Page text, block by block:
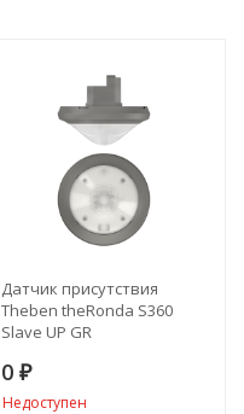
Датчик присутствия
Theben theRonda S360
Slave UP GR
0 ₽
Недоступен